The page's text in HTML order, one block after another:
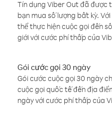
Tín dụng Viber Out đã được
bạn mua số lượng bất kỳ.
thể thực hiện cuộc gọi đến
giới với cước phí thấp của
Gói cước gọi 30 ngày
Gói cước cuộc gọi 30 ngày
cuộc gọi quốc tế đến địa
ngày với cước phí thấp của